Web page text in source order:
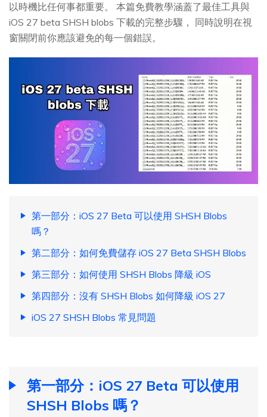
以時機比任何事都重要。 本篇免費教學涵蓋了最佳工具與
iOS 27 beta SHSH blobs 下載的完整步驟， 同時說明在視
窗關閉前你應該避免的每一個錯誤。
第一部分：iOS 27 Beta 可以使用 SHSH Blobs
嗎？
第二部分：如何免費儲存 iOS 27 Beta SHSH Blobs
第三部分：如何使用 SHSH Blobs 降級 iOS
第四部分：沒有 SHSH Blobs 如何降級 iOS 27
iOS 27 SHSH Blobs 常見問題
第一部分：iOS 27 Beta 可以使用
SHSH Blobs 嗎？